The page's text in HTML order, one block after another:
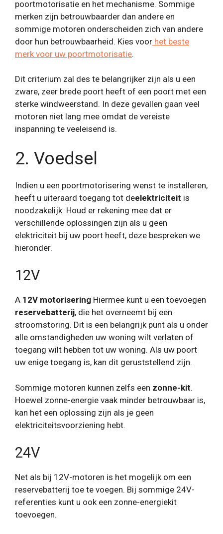
poortmotorisatie en het mechanisme. Sommige
merken zijn betrouwbaarder dan andere en
sommige motoren onderscheiden zich van andere
door hun betrouwbaarheid. Kies voor het beste
merk voor uw poortmotorisatie.
Dit criterium zal des te belangrijker zijn als u een
zware, zeer brede poort heeft of een poort met een
sterke windweerstand. In deze gevallen gaan veel
motoren niet lang mee omdat de vereiste
inspanning te veeleisend is.
2. Voedsel
Indien u een poortmotorisering wenst te installeren,
heeft u uiteraard toegang tot deelektriciteit is
noodzakelijk. Houd er rekening mee dat er
verschillende oplossingen zijn als u geen
elektriciteit bij uw poort heeft, deze bespreken we
hieronder.
12V
A 12V motorisering Hiermee kunt u een toevoegen
reservebatterij, die het overneemt bij een
stroomstoring. Dit is een belangrijk punt als u onder
alle omstandigheden uw woning wilt verlaten of
toegang wilt hebben tot uw woning. Als uw poort
uw enige toegang is, kan dit geruststellend zijn.
Sommige motoren kunnen zelfs een zonne-kit.
Hoewel zonne-energie vaak minder betrouwbaar is,
kan het een oplossing zijn als je geen
elektriciteitsvoorziening hebt.
24V
Net als bij 12V-motoren is het mogelijk om een ​​
reservebatterij toe te voegen. Bij sommige 24V-
referenties kunt u ook een zonne-energiekit
toevoegen.